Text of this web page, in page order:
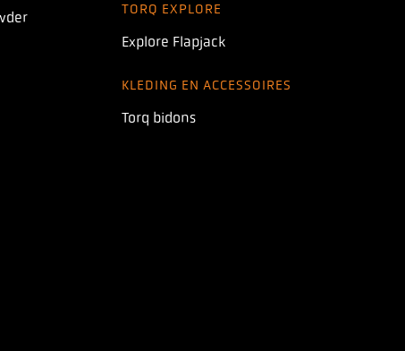
TORQ EXPLORE
Explore Flapjack
KLEDING EN ACCESSOIRES
Torq bidons